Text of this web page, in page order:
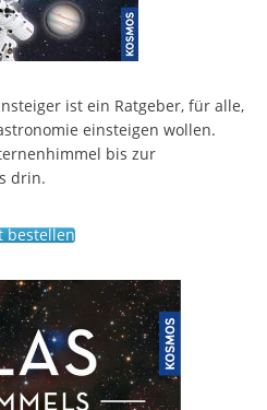
ist ein Ratgeber, für alle,
einsteigen wollen.
bis zur
drin.
bestellen